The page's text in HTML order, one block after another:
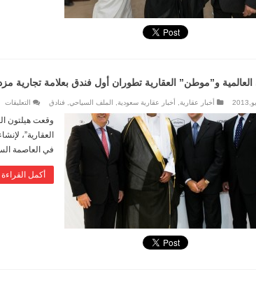
العالمية و”موطن” العقارية تطوران أول فندق بعلامة
أخبار عقارية أخبار عقارية سعودية الملف السياحي فنادق التعليقات
وقعت هيلتون
العقارية”،
في العاصمة
أكمل